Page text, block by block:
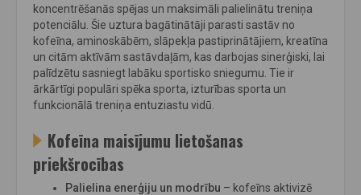
koncentrēšanās spējas un maksimāli palielinātu treniņa
potenciālu. Šie uztura bagātinātāji parasti sastāv no
kofeīna, aminoskābēm, slāpekļa pastiprinātājiem, kreatīna
un citām aktīvām sastāvdaļām, kas darbojas sinerģiski, lai
palīdzētu sasniegt labāku sportisko sniegumu. Tie ir
ārkārtīgi populāri spēka sporta, izturības sporta un
funkcionālā treniņa entuziastu vidū.
Kofeīna maisījumu lietošanas
priekšrocības
Palielina enerģiju un modrību – kofeīns aktivizē